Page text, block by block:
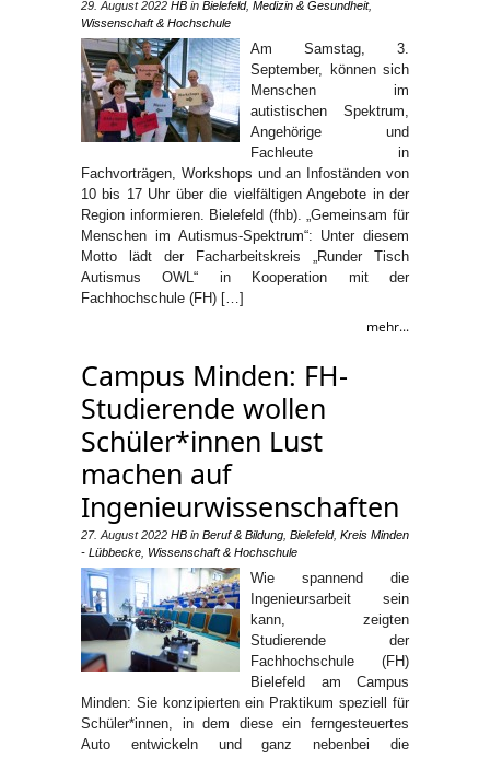
29. August 2022 HB in Bielefeld, Medizin & Gesundheit,
Wissenschaft & Hochschule
Am Samstag, 3.
September, können sich
Menschen im
autistischen Spektrum,
Angehörige und
Fachleute in
Fachvorträgen, Workshops und an Infoständen von
10 bis 17 Uhr über die vielfältigen Angebote in der
Region informieren. Bielefeld (fhb). „Gemeinsam für
Menschen im Autismus-Spektrum“: Unter diesem
Motto lädt der Facharbeitskreis „Runder Tisch
Autismus OWL“ in Kooperation mit der
Fachhochschule (FH) […]
mehr...
Campus Minden: FH-
Studierende wollen
Schüler*innen Lust
machen auf
Ingenieurwissenschaften
27. August 2022 HB in Beruf & Bildung Bielefeld, Kreis Minden
- Lübbecke Wissenschaft & Hochschule
Wie spannend die
Ingenieursarbeit sein
kann, zeigten
Studierende der
Fachhochschule (FH)
Bielefeld am Campus
Minden: Sie konzipierten ein Praktikum speziell für
Schüler*innen, in dem diese ein ferngesteuertes
Auto entwickeln und ganz nebenbei die